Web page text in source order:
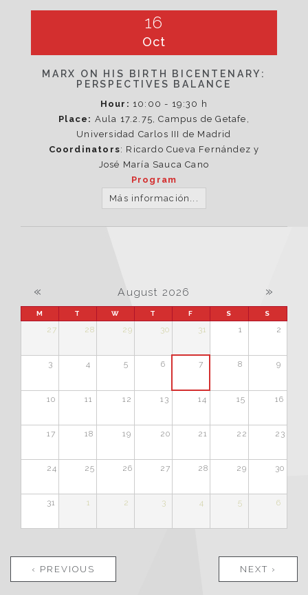
16
Oct
MARX ON HIS BIRTH BICENTENARY:
PERSPECTIVES BALANCE
Hour: 10:00 - 19:30 h
Place: Aula 17.2.75, Campus de Getafe,
Universidad Carlos III de Madrid
Coordinators: Ricardo Cueva Fernández y
José María Sauca Cano
Program
Más información...
August 2026
« »
M T W T F S S
27 28 29 30 31 1 2
3 4 5 6 7 8 9
10 11 12 13 14 15 16
17 18 19 20 21 22 23
24 25 26 27 28 29 30
31 1 2 3 4 5 6
Pages
‹ PREVIOUS NEXT ›